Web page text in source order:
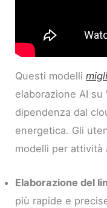
Questi modelli
elaborazione AI
dipendenza dal
energetica. Gli
modelli per attività
Elaborazione del
più rapide e